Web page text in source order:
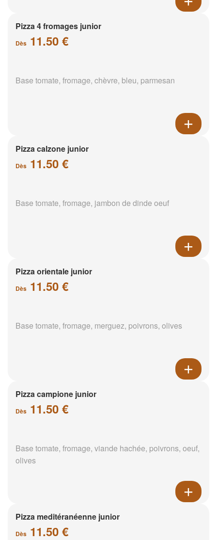
Pizza 4 fromages junior
Dès 11.50 €
Base tomate, fromage, chèvre, bleu, parmesan
Pizza calzone junior
Dès 11.50 €
Base tomate, fromage, jambon de dinde oeuf
Pizza orientale junior
Dès 11.50 €
Base tomate, fromage, merguez, poivrons, olives
Pizza campione junior
Dès 11.50 €
Base tomate, fromage, viande hachée, poivrons, oeuf,
olives
Pizza meditéranéenne junior
Dès 11.50 €